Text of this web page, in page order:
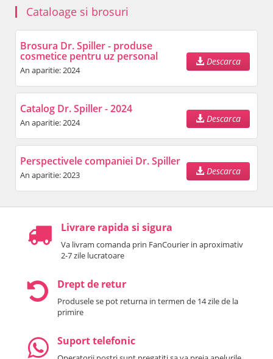
Cataloage si brosuri
Brosura Dr. Spiller - produse
cosmetice pentru uz personal
An aparitie: 2024
Descarca
Catalog Dr. Spiller - 2024
An aparitie: 2024 Descarca
Perspectivele companiei Dr. Spiller
An aparitie: 2023 Descarca
Livrare rapida si sigura
Va livram comanda prin FanCourier in aproximativ
2-7 zile lucratoare
Drept de retur
Produsele se pot returna in termen de 14 zile de la
primire
Suport telefonic